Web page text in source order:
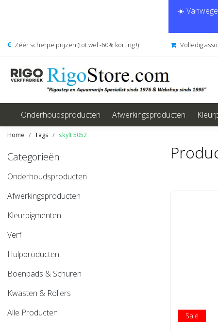
☀️
Zéér scherpe prijzen (tot wel -60% korting !) Volledig
Onderhoudsproducten Afwerkingsproducten
Home Tags skylt 5052
Categorieën
Onderhoudsproducten
Afwerkingsproducten
Kleurpigmenten
Verf
Hulpproducten
Boenpads & Schuren
Kwasten & Rollers
Alle Producten
Sale